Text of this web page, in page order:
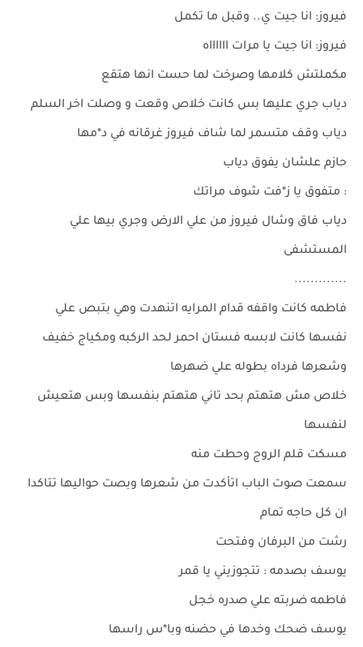
فيروز: انا جيت ي.. وقبل ما تكمل
فيروز: انا جيت يا مرات ااااااه
مكملتش كلامها وصرخت لما حست انها هتقع
دياب جري عليها بس كانت خلاص وقعت و وصلت اخر السلم
دياب وقف متسمر لما شاف فيروز غرقانه في د*مها
حازم علشان يفوق دياب
: متفوق يا ز*فت شوف مراتك
دياب فاق وشال فيروز من علي الارض وجري بيها علي
المستشفى
.............
فاطمه كانت واقفه قدام المرايه اتنهدت وهي بتبص علي
نفسها كانت لابسه فستان احمر لحد الركبه ومكياج خفيف
وشعرها فرداه بطوله علي ضهرها
خلاص مش هتهتم بحد تاني هتهتم بنفسها وبس هتعيش
لنفسها
مسكت قلم الروج وحطت منه
سمعت صوت الباب اتأكدت من شعرها وبصت حواليها تتاكدا
ان كل حاجه تمام
رشت من البرفان وفتحت
يوسف بصدمه : تتجوزيني يا قمر
فاطمه ضربته علي صدره خجل
يوسف ضحك وخدها في حضنه وبا*س راسها